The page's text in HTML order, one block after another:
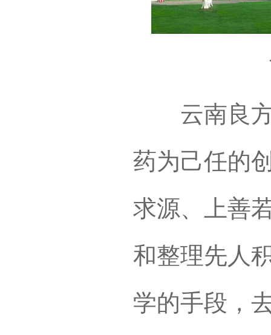
云
云南良方
药为己任的
求源、上善
和整理先人
学的手段，